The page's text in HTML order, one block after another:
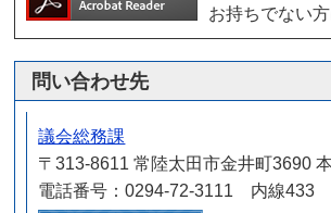
お持ちでない
問い合わせ先
議会総務課
〒313-8611 常陸太田市金井町3690
電話番号：0294-72-3111 内線433